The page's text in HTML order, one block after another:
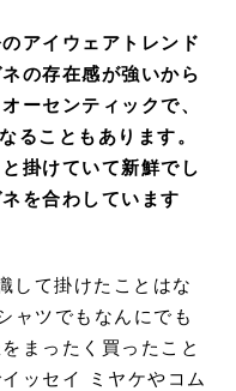
アイウェアトレンド
の存在感が強いから
ーセンティックで、
ることもあります。
掛けていて新鮮でし
を合わしています
して掛けたことはな
ャツでもなんにでも
まったく買ったこと
ッセイ ミヤケやコム